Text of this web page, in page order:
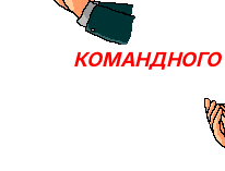
КОМАНДНОГО